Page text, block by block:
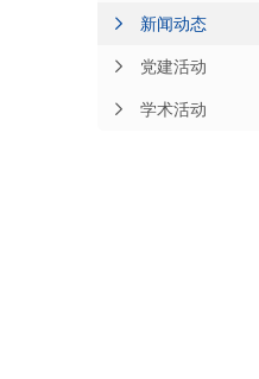
新闻动态
党建活动
学术活动